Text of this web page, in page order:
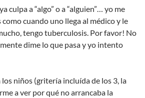
culpa a “algo” o a “alguien”… yo me
como cuando uno llega al médico y le
tengo tuberculosis. Por favor! No
dime lo que pasa y yo intento
los niños (gritería incluída de los 3, la
a ver por qué no arrancaba la